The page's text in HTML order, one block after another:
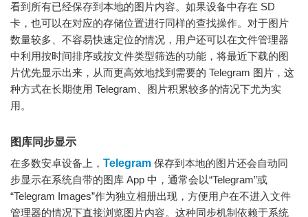
看到所有已经保存到本地的图片内容。如果设备中存在 SD
卡，也可以在对应的存储位置进行同样的查找操作。对于图片
数量较多、不容易快速定位的情况，用户还可以在文件管理器
中利用按时间排序或按文件类型筛选的功能，将最近下载的图
片优先显示出来，从而更高效地找到需要的 Telegram 图片，这
种方式在长期使用 Telegram、图片积累较多的情况下尤为实
用。
图库同步显示
在多数安卓设备上， Telegram 保存到本地的图片还会自动同
步显示在系统自带的图库 App 中，通常会以“Telegram”或
“Telegram Images”作为独立相册出现，方便用户在不进入文件
管理器的情况下直接浏览图片内容。这种同步机制依赖于系统